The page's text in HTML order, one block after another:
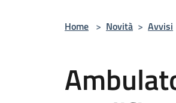
Home > Novità > Avvisi